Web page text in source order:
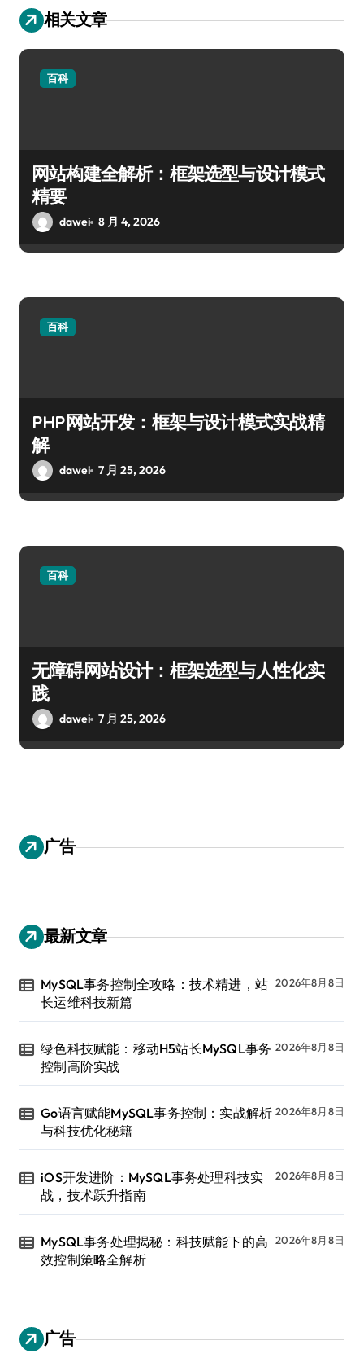
相关文章
百科
网站构建全解析：框架选型与设计模式
精要
dawei 8 月 4, 2026
百科
PHP网站开发：框架与设计模式实战精
解
dawei 7 月 25, 2026
百科
无障碍网站设计：框架选型与人性化实
践
dawei 7 月 25, 2026
广告
最新文章
MySQL事务控制全攻略：技术精进，站
长运维科技新篇
2026年8月8日
绿色科技赋能：移动H5站长MySQL事务
控制高阶实战
2026年8月8日
Go语言赋能MySQL事务控制：实战解析
与科技优化秘籍
2026年8月8日
iOS开发进阶：MySQL事务处理科技实
战，技术跃升指南
2026年8月8日
MySQL事务处理揭秘：科技赋能下的高
效控制策略全解析
2026年8月8日
广告